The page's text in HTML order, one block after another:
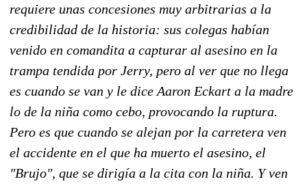
requiere unas concesiones muy arbitrarias a la
credibilidad de la historia: sus colegas habían
venido en comandita a capturar al asesino en la
trampa tendida por Jerry, pero al ver que no llega
es cuando se van y le dice Aaron Eckart a la madre
lo de la niña como cebo, provocando la ruptura.
Pero es que cuando se alejan por la carretera ven
el accidente en el que ha muerto el asesino, el
"Brujo", que se dirigía a la cita con la niña. Y ven